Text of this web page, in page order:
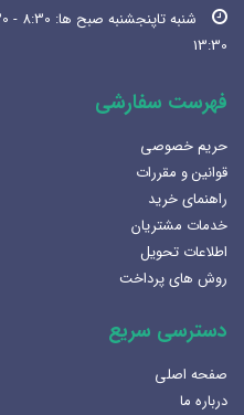
13:30
فهرست سفارشی
حریم خصوصی
قوانین و مقررات
راهنمای خرید
خدمات مشتریان
اطلاعات تحویل
روش های پرداخت
دسترسی سریع
صفحه اصلی
درباره ما